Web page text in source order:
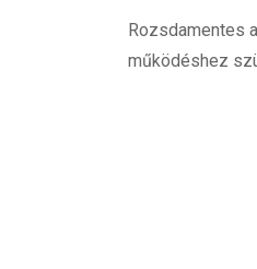
Rozsdamentes
működéshez